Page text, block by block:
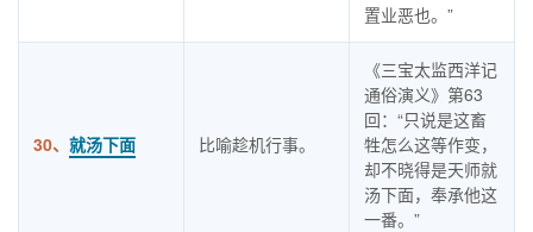
置业恶也。”
30、 就汤下面 比喻趁机行事。
《三宝太监西洋记
通俗演义》第63
回：“只说是这畜
牲怎么这等作变，
却不晓得是天师就
汤下面，奉承他这
一番。”